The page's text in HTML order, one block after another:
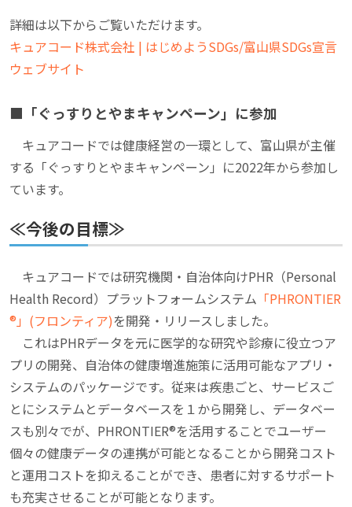
詳細は以下からご覧いただけます。
キュアコード株式会社 | はじめようSDGs/富山県SDGs宣言
ウェブサイト
■「ぐっすりとやまキャンペーン」に参加
キュアコードでは健康経営の一環として、富山県が主催
する「ぐっすりとやまキャンペーン」に2022年から参加し
ています。
≪今後の目標≫
キュアコードでは研究機関・自治体向けPHR（Personal
Health Record）プラットフォームシステム 「PHRONTIER
®」(フロンティア)を開発・リリースしました。
これはPHRデータを元に医学的な研究や診療に役立つア
プリの開発、自治体の健康増進施策に活用可能なアプリ・
システムのパッケージです。従来は疾患ごと、サービスご
とにシステムとデータベースを１から開発し、データベー
スも別々でが、PHRONTIER®を活用することでユーザー
個々の健康データの連携が可能となることから開発コスト
と運用コストを抑えることができ、患者に対するサポート
も充実させることが可能となります。